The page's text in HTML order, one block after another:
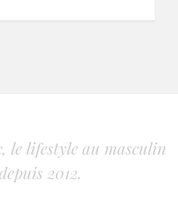
le lifestyle au masculin
2012.